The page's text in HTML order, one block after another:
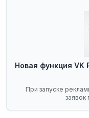
Новая функция VK
При запуске
заявок